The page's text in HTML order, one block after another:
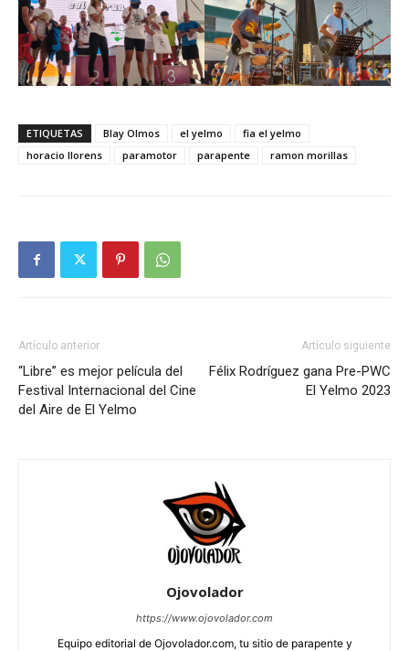
ETIQUETAS Blay Olmos el yelmo
fia el yelmo
horacio llorens
paramotor parapente ramon morillas
Artículo anterior
“Libre” es mejor película del
Festival Internacional del Cine
del Aire de El Yelmo
Artículo siguiente
Félix Rodríguez gana Pre-PWC
El Yelmo 2023
Ojovolador
https://www.ojovolador.com
Equipo editorial de Ojovolador.com, tu sitio de parapente y